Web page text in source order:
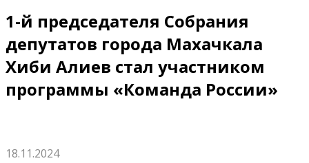
1-й председателя Собрания
депутатов города Махачкала
Хиби Алиев стал участником
программы «Команда России»
18.11.2024